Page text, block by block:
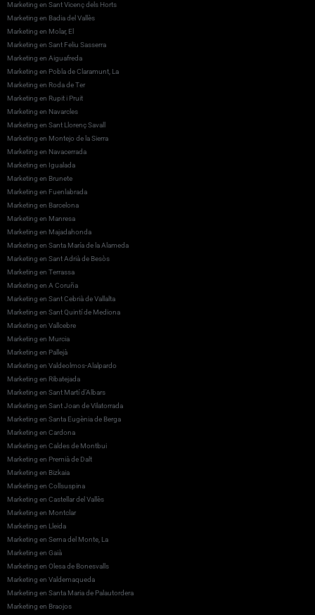
Marketing en Sant Vicenç dels Horts
Marketing en Badia del Vallès
Marketing en Molar, El
Marketing en Sant Feliu Sasserra
Marketing en Aiguafreda
Marketing en Pobla de Claramunt, La
Marketing en Roda de Ter
Marketing en Rupit i Pruit
Marketing en Navarcles
Marketing en Sant Llorenç Savall
Marketing en Montejo de la Sierra
Marketing en Navacerrada
Marketing en Igualada
Marketing en Brunete
Marketing en Fuenlabrada
Marketing en Barcelona
Marketing en Manresa
Marketing en Majadahonda
Marketing en Santa María de la Alameda
Marketing en Sant Adrià de Besòs
Marketing en Terrassa
Marketing en A Coruña
Marketing en Sant Cebrià de Vallalta
Marketing en Sant Quintí de Mediona
Marketing en Vallcebre
Marketing en Murcia
Marketing en Pallejà
Marketing en Valdeolmos-Alalpardo
Marketing en Ribatejada
Marketing en Sant Martí d’Albars
Marketing en Sant Joan de Vilatorrada
Marketing en Santa Eugènia de Berga
Marketing en Cardona
Marketing en Caldes de Montbui
Marketing en Premià de Dalt
Marketing en Bizkaia
Marketing en Collsuspina
Marketing en Castellar del Vallès
Marketing en Montclar
Marketing en Lleida
Marketing en Serna del Monte, La
Marketing en Gaià
Marketing en Olesa de Bonesvalls
Marketing en Valdemaqueda
Marketing en Santa Maria de Palautordera
Marketing en Braojos